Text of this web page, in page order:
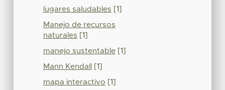
lugares saludables [1]
Manejo de recursos
naturales [1]
manejo sustentable[1]
Mann Kendall [1]
mapa interactivo [1]